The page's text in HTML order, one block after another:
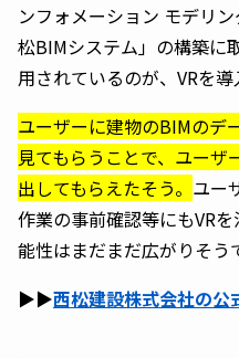
ンフォメーション モデリ
松BIMシステム」の構築に
用されているのが、VRを導
ユーザーに建物のBIMのデ
見てもらうことで、ユー
出してもらえたそう。 ユー
作業の事前確認等にもVR
能性はまだまだ広がりそう
▶︎▶︎西松建設株式会社の公